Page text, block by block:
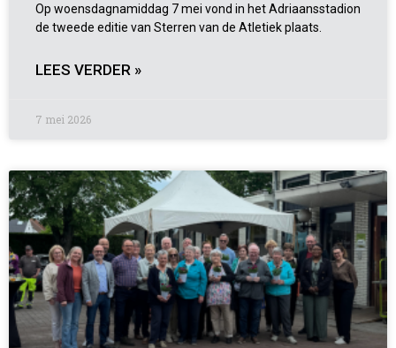
Op woensdagnamiddag 7 mei vond in het Adriaansstadion
de tweede editie van Sterren van de Atletiek plaats.
LEES VERDER »
7 mei 2026